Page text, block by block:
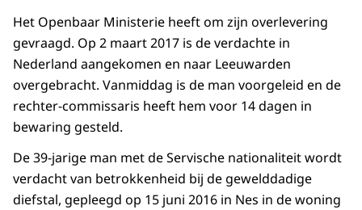
Het Openbaar Ministerie heeft om zijn overlevering
gevraagd. Op 2 maart 2017 is de verdachte in
Nederland aangekomen en naar Leeuwarden
overgebracht. Vanmiddag is de man voorgeleid en de
rechter-commissaris heeft hem voor 14 dagen in
bewaring gesteld.
De 39-jarige man met de Servische nationaliteit wordt
verdacht van betrokkenheid bij de gewelddadige
diefstal, gepleegd op 15 juni 2016 in Nes in de woning